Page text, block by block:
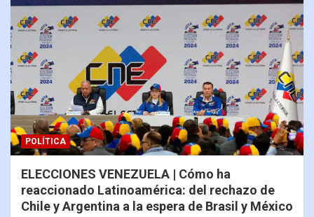
POLÍTICA
ELECCIONES VENEZUELA | Cómo ha
reaccionado Latinoamérica: del rechazo de
Chile y Argentina a la espera de Brasil y México